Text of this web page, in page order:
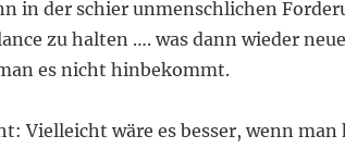
in der schier unmenschlichen
zu halten …. was dann wieder
es nicht hinbekommt.
Vielleicht wäre es besser, wenn